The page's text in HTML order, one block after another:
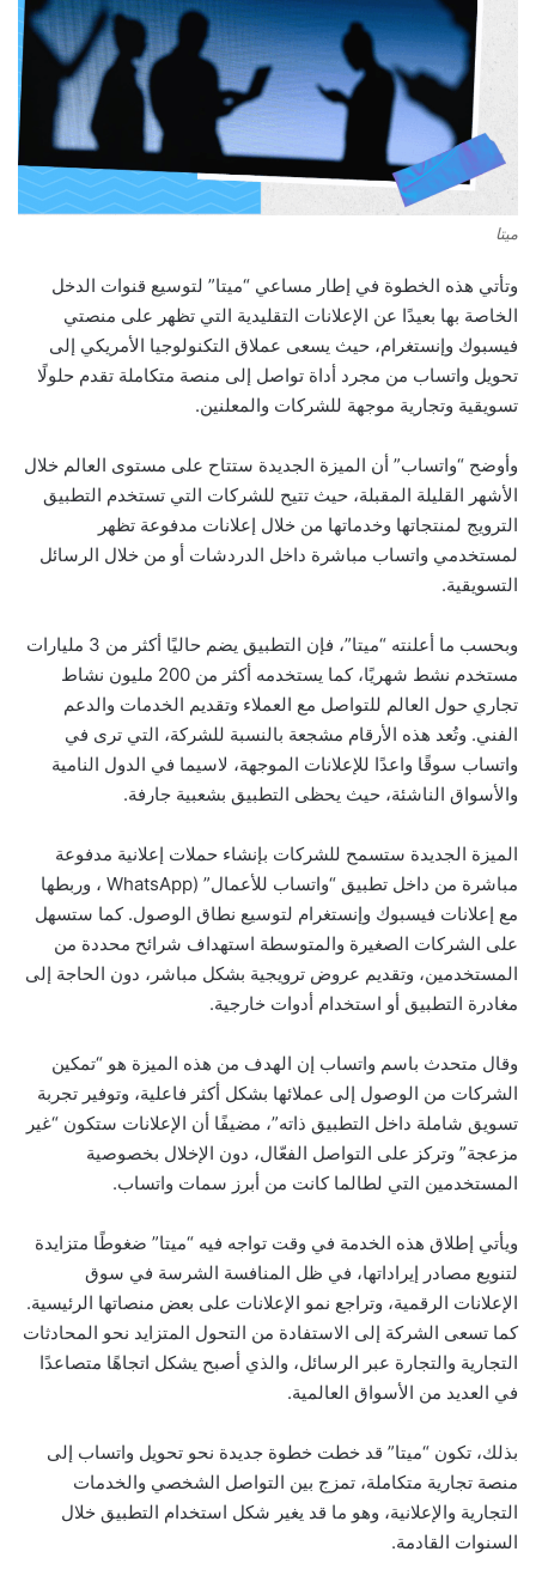
ميتا
وتأتي هذه الخطوة في إطار مساعي “ميتا” لتوسيع قنوات الدخل
الخاصة بها بعيدًا عن الإعلانات التقليدية التي تظهر على منصتي
فيسبوك وإنستغرام، حيث يسعى عملاق التكنولوجيا الأمريكي إلى
تحويل واتساب من مجرد أداة تواصل إلى منصة متكاملة تقدم حلولًا
تسويقية وتجارية موجهة للشركات والمعلنين.
وأوضح “واتساب” أن الميزة الجديدة ستتاح على مستوى العالم خلال
الأشهر القليلة المقبلة، حيث تتيح للشركات التي تستخدم التطبيق
الترويج لمنتجاتها وخدماتها من خلال إعلانات مدفوعة تظهر
لمستخدمي واتساب مباشرة داخل الدردشات أو من خلال الرسائل
التسويقية.
وبحسب ما أعلنته “ميتا”، فإن التطبيق يضم حاليًا أكثر من 3 مليارات
مستخدم نشط شهريًا، كما يستخدمه أكثر من 200 مليون نشاط
تجاري حول العالم للتواصل مع العملاء وتقديم الخدمات والدعم
الفني. وتُعد هذه الأرقام مشجعة بالنسبة للشركة، التي ترى في
واتساب سوقًا واعدًا للإعلانات الموجهة، لاسيما في الدول النامية
والأسواق الناشئة، حيث يحظى التطبيق بشعبية جارفة.
الميزة الجديدة ستسمح للشركات بإنشاء حملات إعلانية مدفوعة
مباشرة من داخل تطبيق “واتساب للأعمال” (WhatsApp ، وربطها
مع إعلانات فيسبوك وإنستغرام لتوسيع نطاق الوصول. كما ستسهل
على الشركات الصغيرة والمتوسطة استهداف شرائح محددة من
المستخدمين، وتقديم عروض ترويجية بشكل مباشر، دون الحاجة إلى
مغادرة التطبيق أو استخدام أدوات خارجية.
وقال متحدث باسم واتساب إن الهدف من هذه الميزة هو “تمكين
الشركات من الوصول إلى عملائها بشكل أكثر فاعلية، وتوفير تجربة
تسويق شاملة داخل التطبيق ذاته”، مضيفًا أن الإعلانات ستكون “غير
مزعجة” وتركز على التواصل الفعّال، دون الإخلال بخصوصية
المستخدمين التي لطالما كانت من أبرز سمات واتساب.
ويأتي إطلاق هذه الخدمة في وقت تواجه فيه “ميتا” ضغوطًا متزايدة
لتنويع مصادر إيراداتها، في ظل المنافسة الشرسة في سوق
الإعلانات الرقمية، وتراجع نمو الإعلانات على بعض منصاتها الرئيسية.
كما تسعى الشركة إلى الاستفادة من التحول المتزايد نحو المحادثات
التجارية والتجارة عبر الرسائل، والذي أصبح يشكل اتجاهًا متصاعدًا
في العديد من الأسواق العالمية.
بذلك، تكون “ميتا” قد خطت خطوة جديدة نحو تحويل واتساب إلى
منصة تجارية متكاملة، تمزج بين التواصل الشخصي والخدمات
التجارية والإعلانية، وهو ما قد يغير شكل استخدام التطبيق خلال
السنوات القادمة.